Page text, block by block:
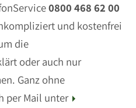
0800 468 62 00
und kostenfrei
die
oder auch nur
Ganz ohne
per Mail unter